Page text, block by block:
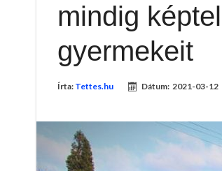
mindig
gyermekeit
Írta: Tettes.hu Dátum: 2021-03-12